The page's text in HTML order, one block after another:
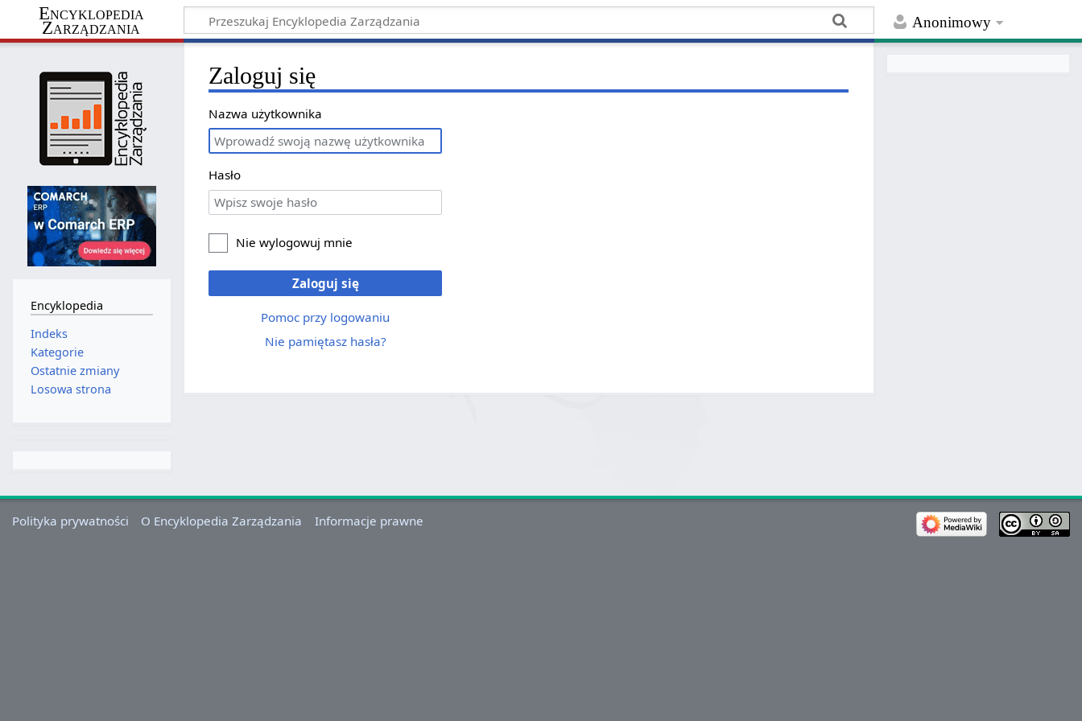
Anonimowy
Encyklopedia
Zarządzania
Zaloguj się
Nazwa użytkownika
Hasło
Nie wylogowuj mnie
Zaloguj się
Pomoc przy logowaniu
Nie pamiętasz hasła?
Encyklopedia
Indeks
Kategorie
Ostatnie zmiany
Losowa strona
Polityka prywatności O Encyklopedia Zarządzania Informacje prawne